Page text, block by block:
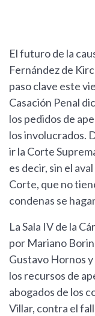
El futuro de la
Fernández de
paso clave este
Casación Penal
los pedidos de
los involucrados.
ir la Corte
es decir, sin el
Corte, que no
condenas se
La Sala IV de la
por Mariano
Gustavo Hornos
los recursos de
abogados de los
Villar, contra el